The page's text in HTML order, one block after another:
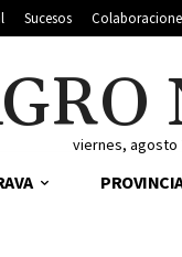
Sucesos
viernes, agosto